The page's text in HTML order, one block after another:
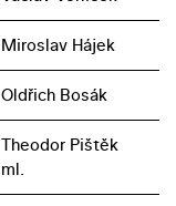
Miroslav Hájek
Oldřich Bosák
Theodor Pištěk
ml.